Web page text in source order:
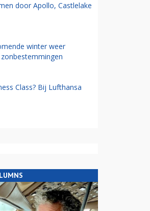
door Apollo, Castlelake
winter weer
Class? Bij Lufthansa